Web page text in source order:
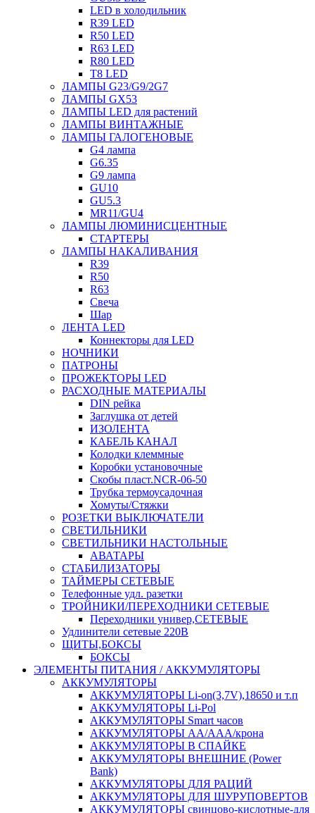
LED в холодильник
R39 LED
R50 LED
R63 LED
R80 LED
T8 LED
ЛАМПЫ G23/G9/2G7
ЛАМПЫ GX53
ЛАМПЫ LED для растений
ЛАМПЫ ВИНТАЖНЫЕ
ЛАМПЫ ГАЛОГЕНОВЫЕ
G4 лампа
G6.35
G9 лампа
GU10
GU5.3
MR11/GU4
ЛАМПЫ ЛЮМИНИСЦЕНТНЫЕ
СТАРТЕРЫ
ЛАМПЫ НАКАЛИВАНИЯ
R39
R50
R63
Свеча
Шар
ЛЕНТА LED
Коннекторы для LED
НОЧНИКИ
ПАТРОНЫ
ПРОЖЕКТОРЫ LED
РАСХОДНЫЕ МАТЕРИАЛЫ
DIN рейка
Заглушка от детей
ИЗОЛЕНТА
КАБЕЛЬ КАНАЛ
Колодки клеммные
Коробки установочные
Скобы пласт.NCR-06-50
Трубка термоусадочная
Хомуты/Стяжки
РОЗЕТКИ ВЫКЛЮЧАТЕЛИ
СВЕТИЛЬНИКИ
СВЕТИЛЬНИКИ НАСТОЛЬНЫЕ
АВАТАРЫ
СТАБИЛИЗАТОРЫ
ТАЙМЕРЫ СЕТЕВЫЕ
Телефонные удл. разетки
ТРОЙНИКИ/ПЕРЕХОДНИКИ СЕТЕВЫЕ
Переходники универ,СЕТЕВЫЕ
Удлинители сетевые 220В
ЩИТЫ,БОКСЫ
БОКСЫ
ЭЛЕМЕНТЫ ПИТАНИЯ / АККУМУЛЯТОРЫ
АККУМУЛЯТОРЫ
АККУМУЛЯТОРЫ Li-on(3,7V),18650 и т.п
АККУМУЛЯТОРЫ Li-Pol
АККУМУЛЯТОРЫ Smart часов
АККУМУЛЯТОРЫ АА/ААА/крона
АККУМУЛЯТОРЫ В СПАЙКЕ
АККУМУЛЯТОРЫ ВНЕШНИЕ (Power
Bank)
АККУМУЛЯТОРЫ ДЛЯ РАЦИЙ
АККУМУЛЯТОРЫ ДЛЯ ШУРУПОВЕРТОВ
АККУМУЛЯТОРЫ свинцово-кислотные-для